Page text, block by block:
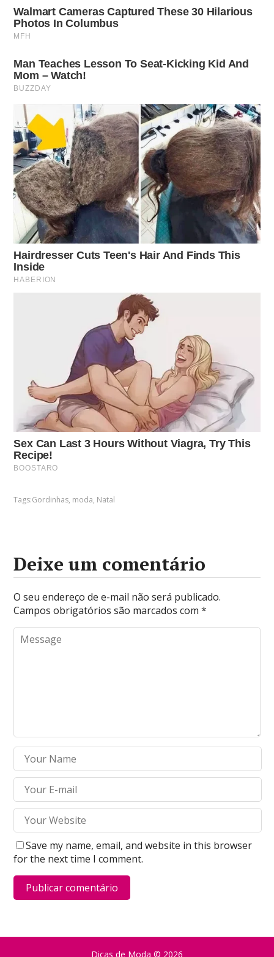
Tags:Gordinhas, moda, Natal
Deixe um comentário
O seu endereço de e-mail não será publicado.
Campos obrigatórios são marcados com*
Save my name, email, and website in this browser
for the next time I comment.
Dicas de Moda © 2026